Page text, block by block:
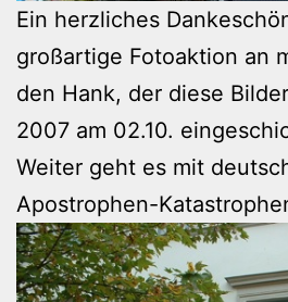
Ein herzliches
großartige Fotoaktion an
den Hank, der diese
2007 am 02.10.
Weiter geht es mit
Apostrophen-